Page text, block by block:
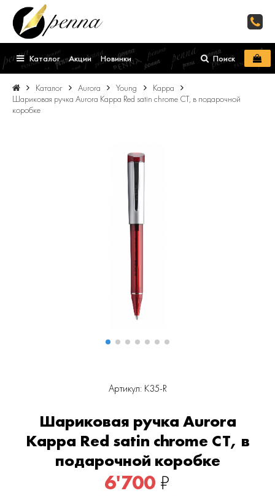
Каталог Акции Новинки Поиск
Каталог Aurora Young
Kappa
Шариковая ручка Aurora Kappa Red satin chrome CT, в подарочной
коробке
Артикул: K35-R
Шариковая ручка Aurora
Kappa Red satin chrome CT, в
подарочной коробке
6'700 ₽